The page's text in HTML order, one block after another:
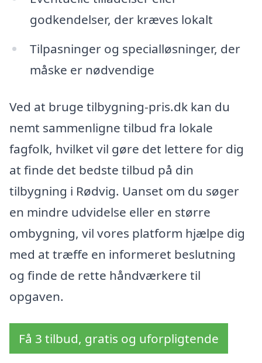
godkendelser, der kræves lokalt
Tilpasninger og specialløsninger, der
måske er nødvendige
Ved at bruge tilbygning-pris.dk kan du
nemt sammenligne tilbud fra lokale
fagfolk, hvilket vil gøre det lettere for dig
at finde det bedste tilbud på din
tilbygning i Rødvig. Uanset om du søger
en mindre udvidelse eller en større
ombygning, vil vores platform hjælpe dig
med at træffe en informeret beslutning
og finde de rette håndværkere til
opgaven.
Få 3 tilbud, gratis og uforpligtende